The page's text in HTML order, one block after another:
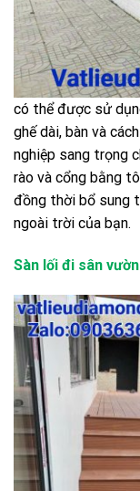
có thể được sử
ghế dài, bàn và
nghiệp sang trọng
rào và cổng bằng
đồng thời bổ sung
ngoài trời của bạn.
Sàn lối đi sân